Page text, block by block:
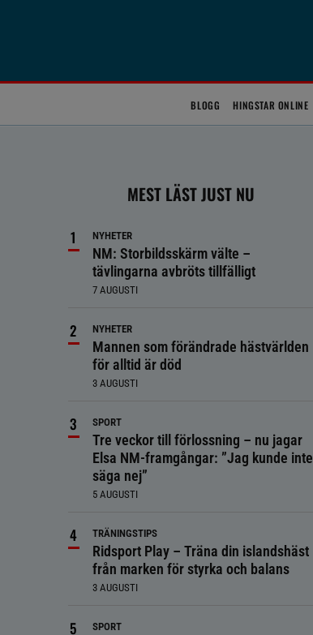
BLOGG HINGSTAR ONLINE
MEST LÄST JUST NU
NYHETER
NM: Storbildsskärm välte –
tävlingarna avbröts tillfälligt
7 AUGUSTI
NYHETER
Mannen som förändrade hästvärlden
för alltid är död
3 AUGUSTI
SPORT
Tre veckor till förlossning – nu jagar
Elsa NM-framgångar: ”Jag kunde inte
säga nej”
5 AUGUSTI
TRÄNINGSTIPS
Ridsport Play – Träna din islandshäst
från marken för styrka och balans
3 AUGUSTI
SPORT